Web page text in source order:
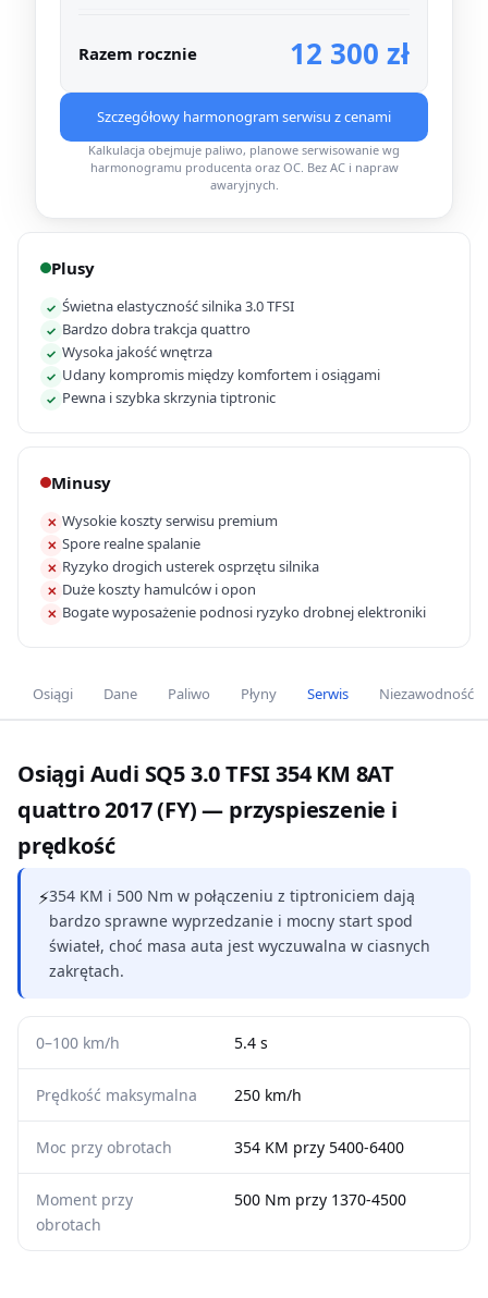
Razem rocznie 12 300 zł
Szczegółowy harmonogram serwisu z cenami
Kalkulacja obejmuje paliwo, planowe serwisowanie wg
harmonogramu producenta oraz OC. Bez AC i napraw
awaryjnych.
Plusy
✓ Świetna elastyczność silnika 3.0 TFSI
✓ Bardzo dobra trakcja quattro
✓ Wysoka jakość wnętrza
✓ Udany kompromis między komfortem i osiągami
✓ Pewna i szybka skrzynia tiptronic
Minusy
✕ Wysokie koszty serwisu premium
✕ Spore realne spalanie
✕ Ryzyko drogich usterek osprzętu silnika
✕ Duże koszty hamulców i opon
✕ Bogate wyposażenie podnosi ryzyko drobnej elektroniki
Osiągi Dane Paliwo Płyny Serwis Niezawodność
Osiągi Audi SQ5 3.0 TFSI 354 KM 8AT
quattro 2017 (FY) — przyspieszenie i
prędkość
⚡354 KM i 500 Nm w połączeniu z tiptroniciem dają
bardzo sprawne wyprzedzanie i mocny start spod
świateł, choć masa auta jest wyczuwalna w ciasnych
zakrętach.
0–100 km/h 5.4 s
Prędkość maksymalna 250 km/h
Moc przy obrotach 354 KM przy 5400-6400
Moment przy
obrotach
500 Nm przy 1370-4500